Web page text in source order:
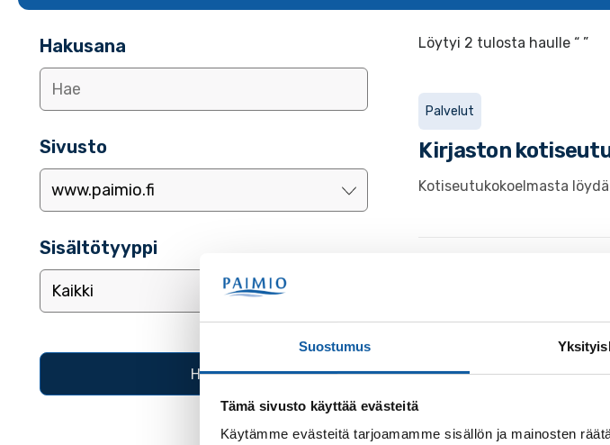
Suostumus
Tämä sivusto käyttää evästeitä
Käytämme evästeitä tarjoamamme sisällön ja mainosten
Hakusana
Sivusto
Sisältötyyppi
Löytyi 2 tulosta haulle “ ”
Palvelut
Kirjaston
Kotiseutukokoelmasta
Asiakkaana
Paimion kirjasto palvelee
Omatoimikirjasto on